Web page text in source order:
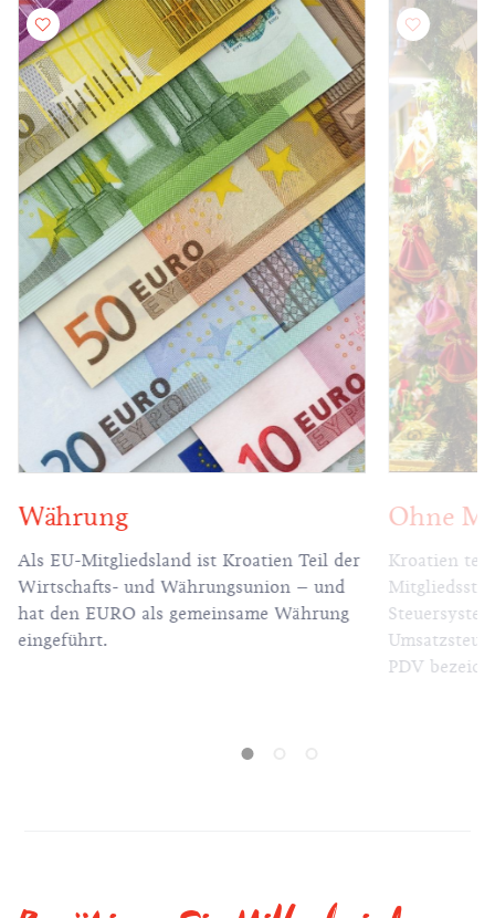
Währung
Als EU-Mitgliedsland ist Kroatien Teil der
Wirtschafts- und Währungsunion – und
hat den EURO als gemeinsame Währung
eingeführt.
Ohne
Kroatien
PDV